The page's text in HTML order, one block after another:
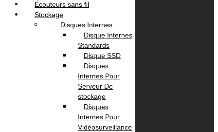
Informations
politique de confidentialité
Nos Services
Écouteurs sans fil
Stockage
Disques Internes
Disque Internes
Standards
Disque SSD
Disques
Internes Pour
Serveur De
stockage
Disques
Internes Pour
Vidéosurveillance